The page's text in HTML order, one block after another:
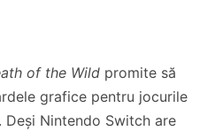
of the Wild promite să
grafice pentru jocurile
Nintendo Switch are